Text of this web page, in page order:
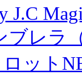
J.C
ブレラ
ット